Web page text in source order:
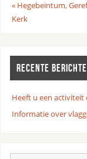
«Hegebeintum,
Kerk
RECENTE
Heeft u een activiteit
Informatie over